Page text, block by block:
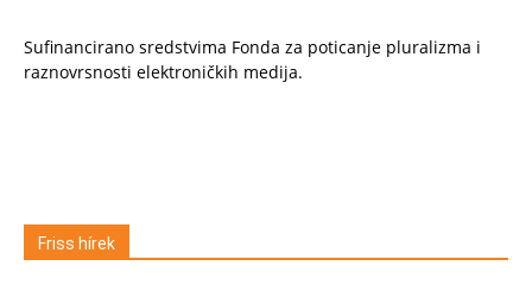
Sufinancirano sredstvima Fonda za poticanje pluralizma i
raznovrsnosti elektroničkih medija.
Friss hírek